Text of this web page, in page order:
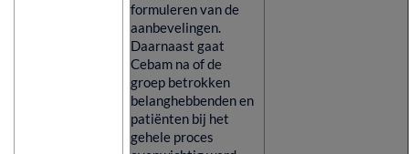
formuleren van de
aanbevelingen.
Daarnaast gaat
Cebam na of de
groep betrokken
belanghebbenden en
patiënten bij het
gehele proces